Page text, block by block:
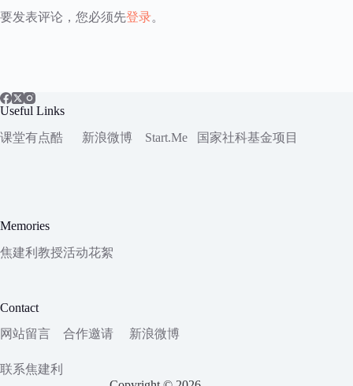
要发表评论，您必须先登录。
Useful Links
课堂有点酷
新浪微博 Start.Me 国家社科基金项目
Memories
焦建利教授活动花絮
Contact
网站留言
合作邀请 新浪微博
联系焦建利